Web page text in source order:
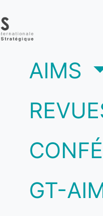
AIMS
GT-